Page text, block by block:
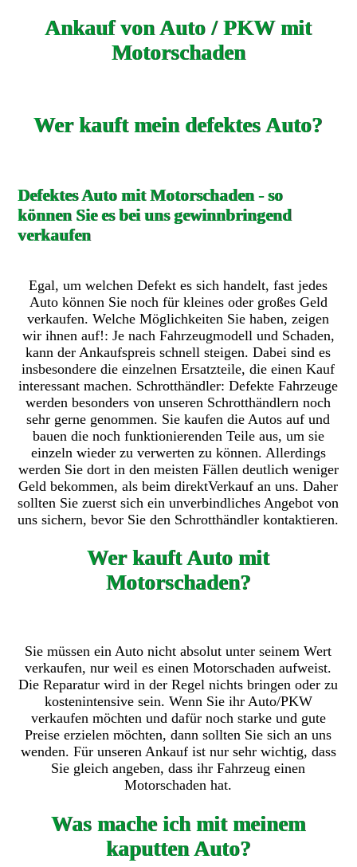
Ankauf von Auto / PKW mit
Motorschaden
Wer kauft mein defektes Auto?
Defektes Auto mit Motorschaden - so
können Sie es bei uns gewinnbringend
verkaufen
Egal, um welchen Defekt es sich handelt, fast jedes
Auto können Sie noch für kleines oder großes Geld
verkaufen. Welche Möglichkeiten Sie haben, zeigen
wir ihnen auf!: Je nach Fahrzeugmodell und Schaden,
kann der Ankaufspreis schnell steigen. Dabei sind es
insbesondere die einzelnen Ersatzteile, die einen Kauf
interessant machen. Schrotthändler: Defekte Fahrzeuge
werden besonders von unseren Schrotthändlern noch
sehr gerne genommen. Sie kaufen die Autos auf und
bauen die noch funktionierenden Teile aus, um sie
einzeln wieder zu verwerten zu können. Allerdings
werden Sie dort in den meisten Fällen deutlich weniger
Geld bekommen, als beim direktVerkauf an uns. Daher
sollten Sie zuerst sich ein unverbindliches Angebot von
uns sichern, bevor Sie den Schrotthändler kontaktieren.
Wer kauft Auto mit
Motorschaden?
Sie müssen ein Auto nicht absolut unter seinem Wert
verkaufen, nur weil es einen Motorschaden aufweist.
Die Reparatur wird in der Regel nichts bringen oder zu
kostenintensive sein. Wenn Sie ihr Auto/PKW
verkaufen möchten und dafür noch starke und gute
Preise erzielen möchten, dann sollten Sie sich an uns
wenden. Für unseren Ankauf ist nur sehr wichtig, dass
Sie gleich angeben, dass ihr Fahrzeug einen
Motorschaden hat.
Was mache ich mit meinem
kaputten Auto?